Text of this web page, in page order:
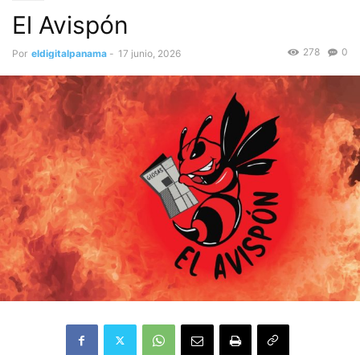
El Avispón
Por eldigitalpanama - 17 junio, 2026 0
278